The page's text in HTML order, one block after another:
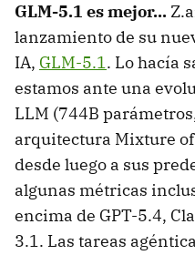
GLM-5.1 es mejor...
lanzamiento de su
IA, GLM-5.1. Lo hacía
estamos ante una
LLM (744B
arquitectura Mixture
desde luego a sus
algunas métricas
encima de GPT-5.4,
3.1. Las tareas